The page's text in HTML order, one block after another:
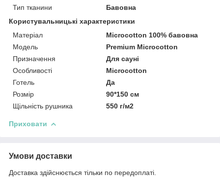
Тип тканини
Бавовна
Користувальницькі характеристики
Матеріал
Microcotton 100% бавовна
Мoдель
Premium Microcotton
Призначення
Для сауні
Особливості
Microcotton
Готель
Да
Розмір
90*150 см
Щільність рушника
550 г/м2
Приховати
Умови доставки
Доставка здійснюється тільки по передоплаті.